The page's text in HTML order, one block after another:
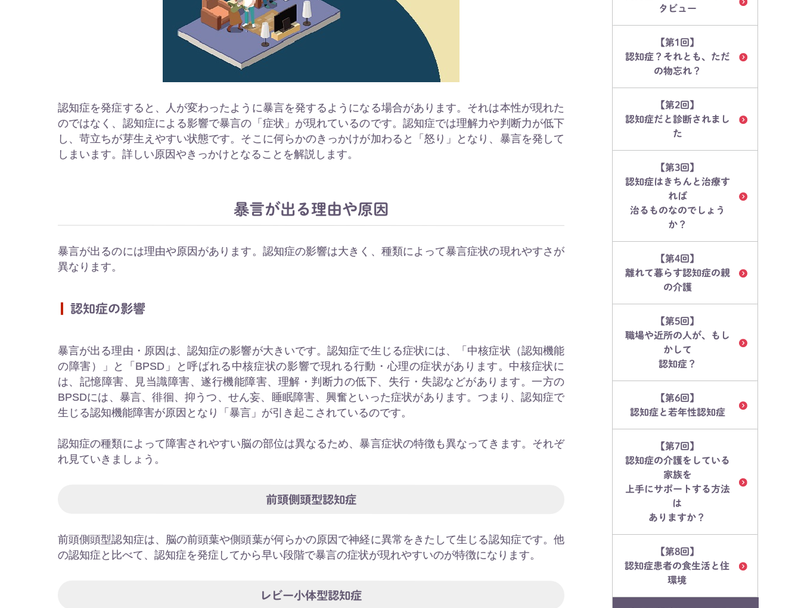
認知症を発症すると、人が変わったように暴言を発するようになる場合があります。それは本性が現れた
のではなく、認知症による影響で暴言の「症状」が現れているのです。認知症では理解力や判断力が低下
し、苛立ちが芽生えやすい状態です。そこに何らかのきっかけが加わると「怒り」となり、暴言を発して
しまいます。詳しい原因やきっかけとなることを解説します。
暴言が出る理由や原因
暴言が出るのには理由や原因があります。認知症の影響は大きく、種類によって暴言症状の現れやすさが
異なります。
認知症の影響
暴言が出る理由・原因は、認知症の影響が大きいです。認知症で生じる症状には、「中核症状（認知機能
の障害）」と「BPSD」と呼ばれる中核症状の影響で現れる行動・心理の症状があります。中核症状に
は、記憶障害、見当識障害、遂行機能障害、理解・判断力の低下、失行・失認などがあります。一方の
BPSDには、暴言、徘徊、抑うつ、せん妄、睡眠障害、興奮といった症状があります。つまり、認知症で
生じる認知機能障害が原因となり「暴言」が引き起こされているのです。
認知症の種類によって障害されやすい脳の部位は異なるため、暴言症状の特徴も異なってきます。それぞ
れ見ていきましょう。
前頭側頭型認知症
前頭側頭型認知症は、脳の前頭葉や側頭葉が何らかの原因で神経に異常をきたして生じる認知症です。他
の認知症と比べて、認知症を発症してから早い段階で暴言の症状が現れやすいのが特徴になります。
レビー小体型認知症
タビュー
【第1回】
認知症？それとも、ただ
の物忘れ？
【第2回】
認知症だと診断されまし
た
【第3回】
認知症はきちんと治療す
れば
治るものなのでしょう
か？
【第4回】
離れて暮らす認知症の親
の介護
【第5回】
職場や近所の人が、もし
かして
認知症？
【第6回】
認知症と若年性認知症
【第7回】
認知症の介護をしている
家族を
上手にサポートする方法
は
ありますか？
【第8回】
認知症患者の食生活と住
環境